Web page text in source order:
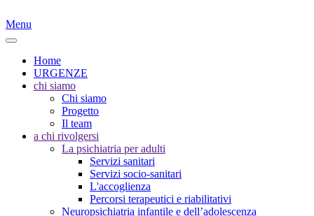
Menu
Home
URGENZE
chi siamo
Chi siamo
Progetto
Il team
a chi rivolgersi
La psichiatria per adulti
Servizi sanitari
Servizi socio-sanitari
L'accoglienza
Percorsi terapeutici e riabilitativi
Neuropsichiatria infantile e dell’adolescenza